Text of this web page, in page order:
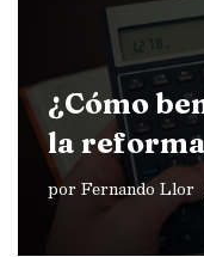
¿Cómo
la
porFernando Llor